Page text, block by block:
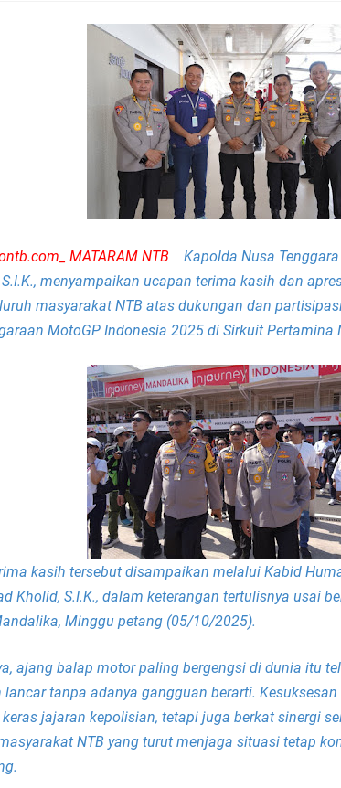
Kapolsek Lingsar Tindaklanjuti Arahan Ditbinmas,
Sambut HUT RI ke-81, Polsek Selaparang Bagikan
Dua Residivis Curanmor Dibekuk Polisi, Motor Curian
LPA Mataram. Apresiasi Polisi Berhasil Ungkap
Kapolda NTB Matangkan Pengamanan MotoGP 2026
Kapolda NTB Sambut Kontingen Peraih Juara III
Polda NTB Perkuat Upaya Cegah Gangguan
Polsek Sandubaya Kawal Prosesi Ngaben di Cilinaya
Kapolsek Lingsar Apresiasi Relawan Evakuasi
Semarak HUT RI ke-81, Polsek Mataram Bagikan
Sat Lantas Polresta Mataram Petakan Titik Black
Wakapolda NTB Gelar Kegiatan Polmas di Kelurahan
Polda NTB Sabet Juara III Bulutangkis Kapolri Cup
Kapolsek Dampingi Wakapolda NTB Gelar Program
MATARAM NTB Kapolda Nusa
menyampaikan ucapan terima kasih dan
masyarakat NTB atas dukungan dan
MotoGP Indonesia 2025 di Sirkuit Pertamina
kasih tersebut disampaikan melalui Kabid
Kholid, S.I.K., dalam keterangan tertulisnya usai
Minggu petang (05/10/2025).
ajang balap motor paling bergengsi di dunia itu
lancar tanpa adanya gangguan berarti.
jajaran kepolisian, tetapi juga berkat sinergi
NTB yang turut menjaga situasi tetap